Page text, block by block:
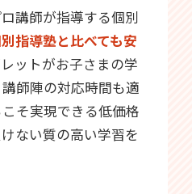
講師が指導する個別
指導塾と比べても安
ットがお子さまの学
師陣の対応時間も適
そ実現できる低価格
ない質の高い学習を